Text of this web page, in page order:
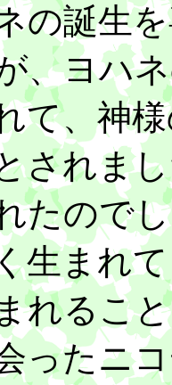
誕生を
、ヨハ
て、神
されま
たので
生まれ
れるこ
たニコ